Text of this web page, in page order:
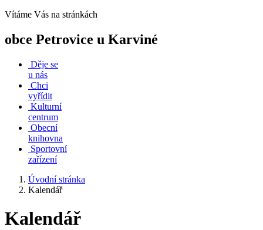
Vítáme Vás na stránkách
obce Petrovice u Karviné
Děje se
u nás
Chci
vyřídit
Kulturní
centrum
Obecní
knihovna
Sportovní
zařízení
Úvodní stránka
Kalendář
Kalendář